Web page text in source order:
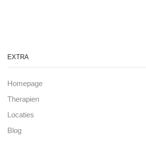
EXTRA
Homepage
Therapien
Locaties
Blog